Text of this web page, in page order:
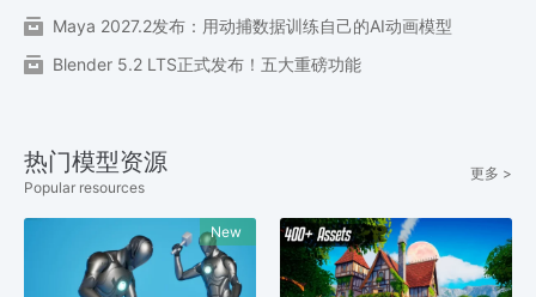
Maya 2027.2发布：用动捕数据训练自己的AI动画模型
Blender 5.2 LTS正式发布！五大重磅功能
热门模型资源
Popular resources
更多 >